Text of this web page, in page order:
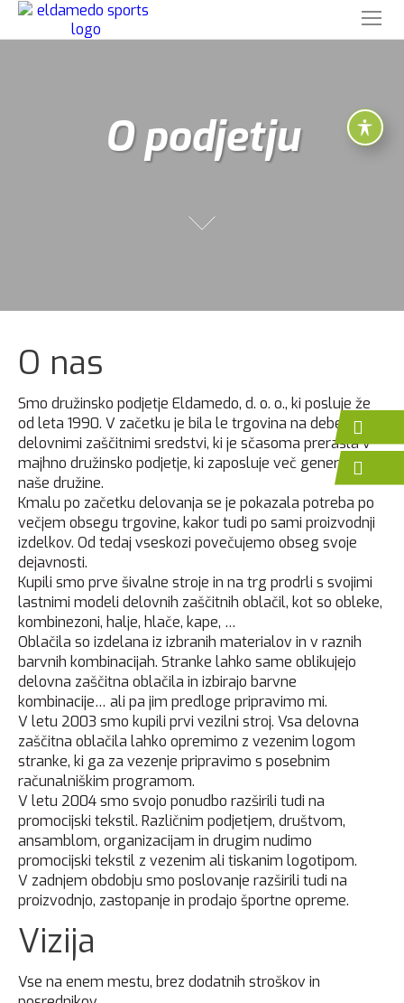
O podjetju
O nas
Smo družinsko podjetje Eldamedo, d. o. o., ki posluje že
od leta 1990. V začetku je bila le trgovina na debelo z
delovnimi zaščitnimi sredstvi, ki je sčasoma prerasla v
majhno družinsko podjetje, ki zaposluje več generacij
naše družine.
Kmalu po začetku delovanja se je pokazala potreba po
večjem obsegu trgovine, kakor tudi po sami proizvodnji
izdelkov. Od tedaj vseskozi povečujemo obseg svoje
dejavnosti.
Kupili smo prve šivalne stroje in na trg prodrli s svojimi
lastnimi modeli delovnih zaščitnih oblačil, kot so obleke,
kombinezoni, halje, hlače, kape, …
Oblačila so izdelana iz izbranih materialov in v raznih
barvnih kombinacijah. Stranke lahko same oblikujejo
delovna zaščitna oblačila in izbirajo barvne
kombinacije… ali pa jim predloge pripravimo mi.
V letu 2003 smo kupili prvi vezilni stroj. Vsa delovna
zaščitna oblačila lahko opremimo z vezenim logom
stranke, ki ga za vezenje pripravimo s posebnim
računalniškim programom.
V letu 2004 smo svojo ponudbo razširili tudi na
promocijski tekstil. Različnim podjetjem, društvom,
ansamblom, organizacijam in drugim nudimo
promocijski tekstil z vezenim ali tiskanim logotipom.
V zadnjem obdobju smo poslovanje razširili tudi na
proizvodnjo, zastopanje in prodajo športne opreme.
Vizija
Vse na enem mestu, brez dodatnih stroškov in